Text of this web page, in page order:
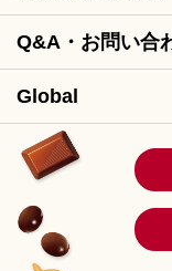
Q&A・お問い合
Global